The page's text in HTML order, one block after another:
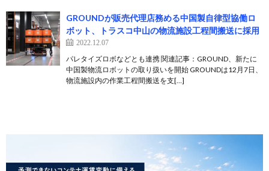
GROUNDが販売代理店務める中国製自律型協働ロ
ボット、トラスコ中山の物流施設工程間搬送に採用
2022.12.07
パレタイズロボなどとも連携 関連記事：GROUND、新たに
中国製物流ロボットの取り扱いを開始 GROUNDは12月7日、
物流施設内の作業工程間搬送を支[…]